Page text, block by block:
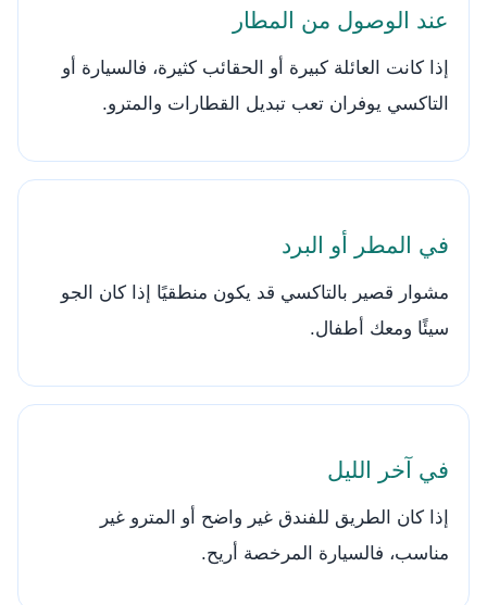
عند الوصول من المطار
إذا كانت العائلة كبيرة أو الحقائب كثيرة، فالسيارة أو
التاكسي يوفران تعب تبديل القطارات والمترو.
في المطر أو البرد
مشوار قصير بالتاكسي قد يكون منطقيًا إذا كان الجو
سيئًا ومعك أطفال.
في آخر الليل
إذا كان الطريق للفندق غير واضح أو المترو غير
مناسب، فالسيارة المرخصة أريح.